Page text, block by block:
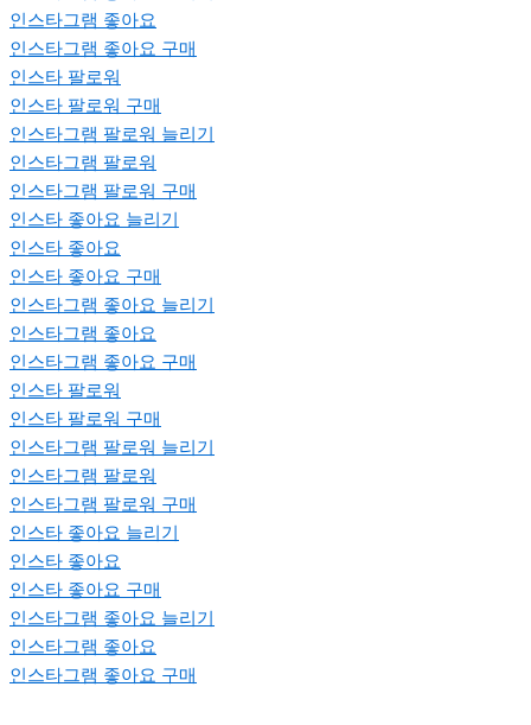
인스타그램 좋아요
인스타그램 좋아요 구매
인스타 팔로워
인스타 팔로워 구매
인스타그램 팔로워 늘리기
인스타그램 팔로워
인스타그램 팔로워 구매
인스타 좋아요 늘리기
인스타 좋아요
인스타 좋아요 구매
인스타그램 좋아요 늘리기
인스타그램 좋아요
인스타그램 좋아요 구매
인스타 팔로워
인스타 팔로워 구매
인스타그램 팔로워 늘리기
인스타그램 팔로워
인스타그램 팔로워 구매
인스타 좋아요 늘리기
인스타 좋아요
인스타 좋아요 구매
인스타그램 좋아요 늘리기
인스타그램 좋아요
인스타그램 좋아요 구매